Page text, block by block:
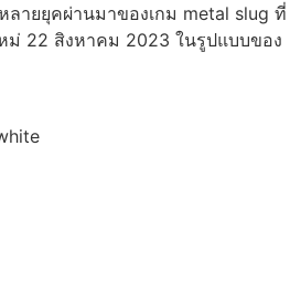
ายยุคผ่านมาของเกม metal slug ที่
ม่ 22 สิงหาคม 2023 ในรูปแบบของ